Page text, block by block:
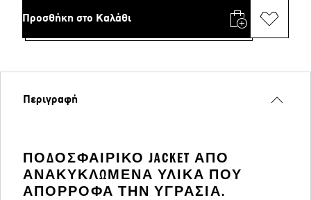
Προσθήκη στο Καλάθι
Περιγραφή
ΠΟΔΟΣΦΑΙΡΙΚΌ JACKET ΑΠΌ
ΑΝΑΚΥΚΛΩΜΈΝΑ ΥΛΙΚΆ ΠΟΥ
ΑΠΟΡΡΟΦΆ ΤΗΝ ΥΓΡΑΣΊΑ.